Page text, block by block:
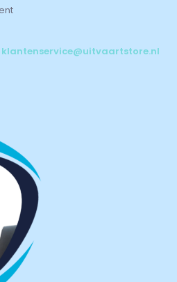
klantenservice@uitvaartstore.nl